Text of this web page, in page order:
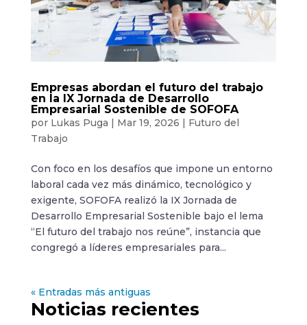
Empresas abordan el futuro del trabajo
en la IX Jornada de Desarrollo
Empresarial Sostenible de SOFOFA
por Lukas Puga | Mar 19, 2026 | Futuro del
Trabajo
Con foco en los desafíos que impone un entorno
laboral cada vez más dinámico, tecnológico y
exigente, SOFOFA realizó la IX Jornada de
Desarrollo Empresarial Sostenible bajo el lema
“El futuro del trabajo nos reúne”, instancia que
congregó a líderes empresariales para...
« Entradas más antiguas
Noticias recientes